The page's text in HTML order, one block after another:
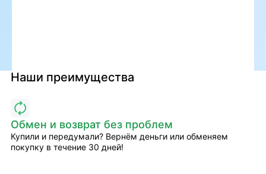
Наши преимущества
Обмен и возврат без проблем
Купили и передумали? Вернём деньги или обменяем
покупку в течение 30 дней!